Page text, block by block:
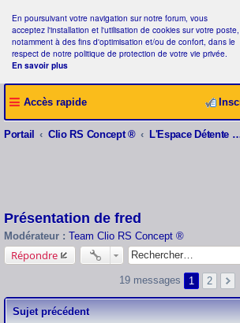
En poursuivant votre navigation sur notre forum, vous
acceptez l'installation et l'utilisation de cookies sur votre poste,
notamment à des fins d'optimisation et/ou de confort, dans le
respect de notre politique de protection de votre vie privée.
En savoir plus
Accès rapide
Portail Clio RS Concept ® L'Espace Détente Clio
Présentation de fred
Modérateur : Team Clio RS Concept ®
Répondre
19 messages 1 2
Sujet précédent